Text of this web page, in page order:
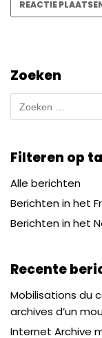
Zoeken
Filteren op
Alle berichten
Berichten in het
Berichten in het
Recente
Mobilisations du
archives d’un
Internet Archive